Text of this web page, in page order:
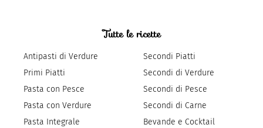
Tutte le ricette
Antipasti di Verdure
Primi Piatti
Pasta con Pesce
Pasta con Verdure
Pasta Integrale
Secondi Piatti
Secondi di Verdure
Secondi di Pesce
Secondi di Carne
Bevande e Cocktail